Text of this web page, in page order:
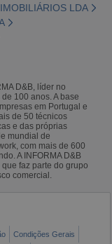
LDA
D&B, líder no
100 anos. A base
em Portugal e
de 50 técnicos
e das próprias
mundial de
com mais de 600
A INFORMA D&B
faz parte do grupo
comercial.
Condições Gerais